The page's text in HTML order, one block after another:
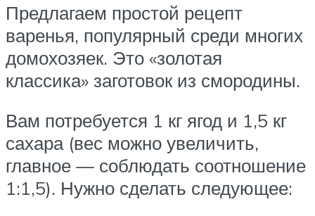
Предлагаем простой рецепт
варенья, популярный среди многих
домохозяек. Это «золотая
классика» заготовок из смородины.
Вам потребуется 1 кг ягод и 1,5 кг
сахара (вес можно увеличить,
главное — соблюдать соотношение
1:1,5). Нужно сделать следующее: